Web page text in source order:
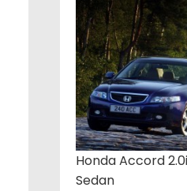
Honda Accord
Sedan